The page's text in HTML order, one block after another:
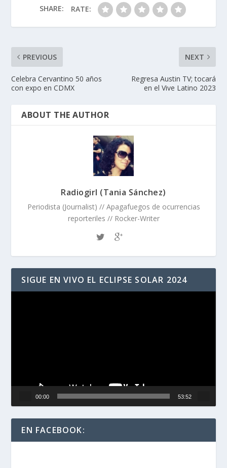
SHARE: RATE:
PREVIOUS
Celebra Cervantino 50 años
con expo en CDMX
NEXT
Regresa Austin TV; tocará
en el Vive Latino 2023
ABOUT THE AUTHOR
Radiogirl (Tania Sánchez)
Periodista (Journalist) // Apagafuegos de ocurrencias
reporteriles // Rocker-Writer
SIGUE EN VIVO EL ECLIPSE SOLAR 2024
00:00 53:52
EN FACEBOOK: